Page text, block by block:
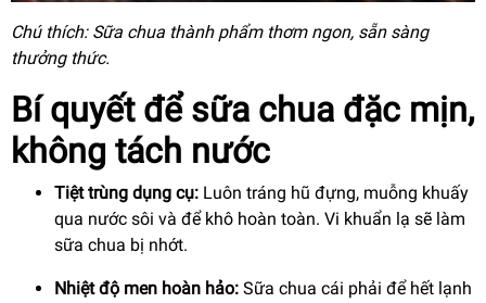
Chú thích: Sữa chua thành phẩm thơm ngon, sẵn sàng
thưởng thức.
Bí quyết để sữa chua đặc mịn,
không tách nước
Tiệt trùng dụng cụ: Luôn tráng hũ đựng, muỗng khuấy
qua nước sôi và để khô hoàn toàn. Vi khuẩn lạ sẽ làm
sữa chua bị nhớt.
Nhiệt độ men hoàn hảo: Sữa chua cái phải để hết lạnh